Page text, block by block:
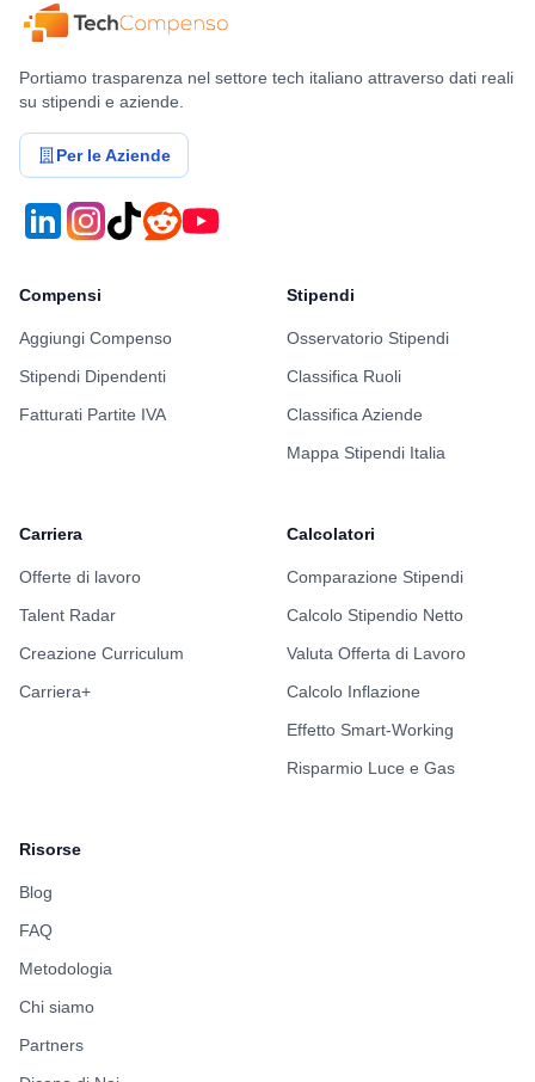
Portiamo trasparenza nel settore tech italiano attraverso dati reali
su stipendi e aziende.
Per le Aziende
Compensi
Aggiungi Compenso
Stipendi Dipendenti
Fatturati Partite IVA
Stipendi
Osservatorio Stipendi
Classifica Ruoli
Classifica Aziende
Mappa Stipendi Italia
Carriera
Offerte di lavoro
Talent Radar
Creazione Curriculum
Carriera+
Calcolatori
Comparazione Stipendi
Calcolo Stipendio Netto
Valuta Offerta di Lavoro
Calcolo Inflazione
Effetto Smart-Working
Risparmio Luce e Gas
Risorse
Blog
FAQ
Metodologia
Chi siamo
Partners